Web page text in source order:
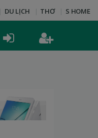
DU LỊCH THƠ S HOME